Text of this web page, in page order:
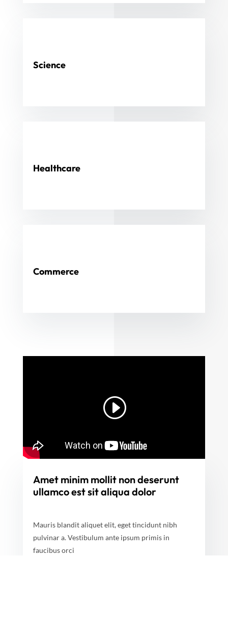
Science
Healthcare
Commerce
Amet minim mollit non deserunt
ullamco est sit aliqua dolor
Mauris blandit aliquet elit, eget tincidunt nibh
pulvinar a. Vestibulum ante ipsum primis in
faucibus orci